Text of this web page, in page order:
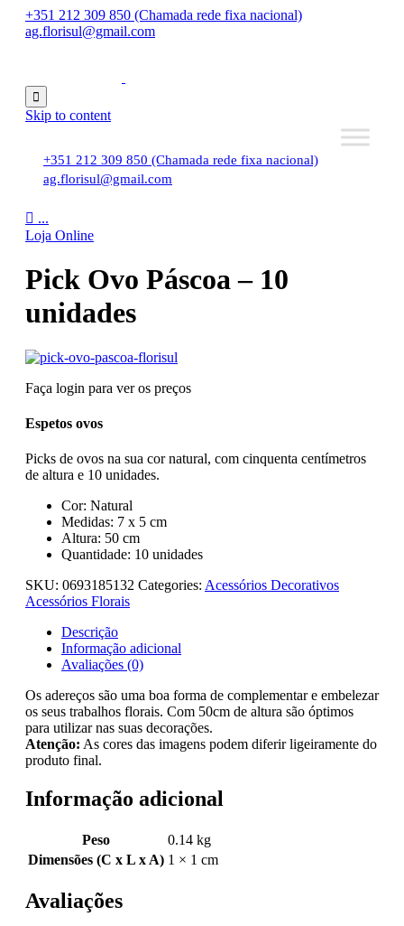
+351 212 309 850 (Chamada rede fixa nacional)
ag.florisul@gmail.com

Skip to content
+351 212 309 850 (Chamada rede fixa nacional)
ag.florisul@gmail.com
 ...
Loja Online
Pick Ovo Páscoa – 10
unidades
Faça login para ver os preços
Espetos ovos
Picks de ovos na sua cor natural, com cinquenta centímetros
de altura e 10 unidades.
Cor: Natural
Medidas: 7 x 5 cm
Altura: 50 cm
Quantidade: 10 unidades
SKU: 0693185132 Categories: Acessórios Decorativos
Acessórios Florais
Descrição
Informação adicional
Avaliações (0)
Os adereços são uma boa forma de complementar e embelezar
os seus trabalhos florais. Com 50cm de altura são óptimos
para utilizar nas suas decorações.
Atenção: As cores das imagens podem diferir ligeiramente do
produto final.
Informação adicional
Peso
0.14 kg
Dimensões (C x L x A) 1 × 1 cm
Avaliações